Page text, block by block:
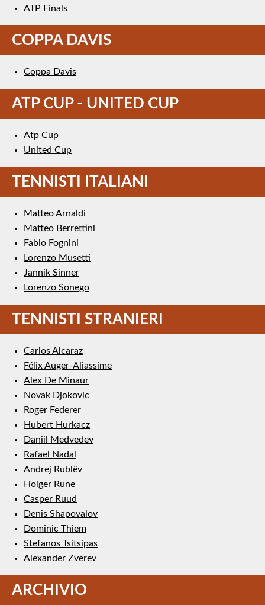
ATP Finals
COPPA DAVIS
Coppa Davis
ATP CUP - UNITED CUP
Atp Cup
United Cup
TENNISTI ITALIANI
Matteo Arnaldi
Matteo Berrettini
Fabio Fognini
Lorenzo Musetti
Jannik Sinner
Lorenzo Sonego
TENNISTI STRANIERI
Carlos Alcaraz
Félix Auger-Aliassime
Alex De Minaur
Novak Djokovic
Roger Federer
Hubert Hurkacz
Daniil Medvedev
Rafael Nadal
Andrej Rublëv
Holger Rune
Casper Ruud
Denis Shapovalov
Dominic Thiem
Stefanos Tsitsipas
Alexander Zverev
ARCHIVIO